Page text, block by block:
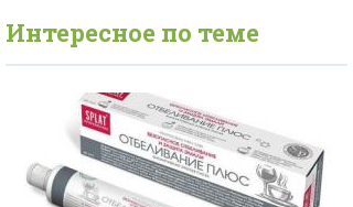
Интересное по теме